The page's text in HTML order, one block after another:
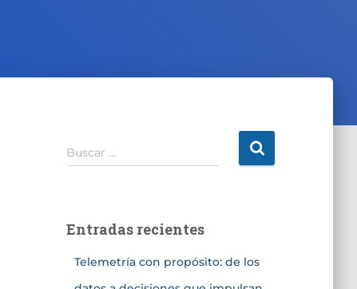
Buscar …
Entradas recientes
Telemetría con propósito: de los